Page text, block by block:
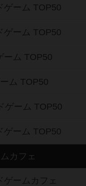
ゲーム TOP50
ゲーム TOP50
ーム TOP50
ム TOP50
ゲーム TOP50
ゲーム TOP50
カフェ
ゲームカフェ